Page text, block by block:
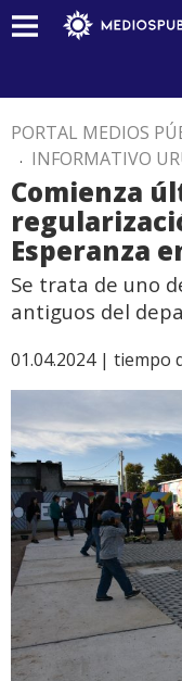
PORTAL MEDIOS
. INFORMATIVO
Comienza
Esperanza
Se trata de uno
antiguos del
01.04.2024 | tiempo